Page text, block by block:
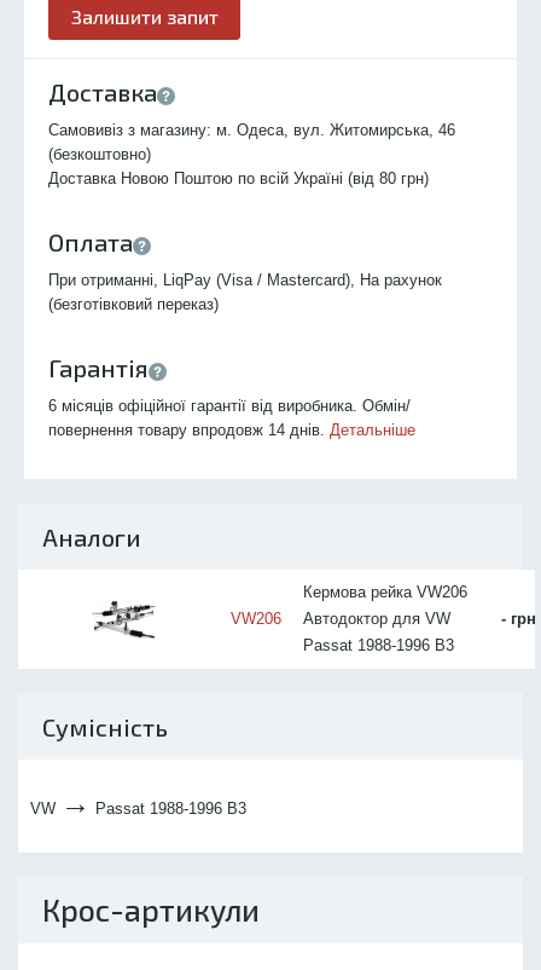
Залишити запит
Доставка
Самовивіз з магазину: м. Одеса, вул. Житомирська, 46
(безкоштовно)
Доставка Новою Поштою по всій Україні (від 80 грн)
Оплата
При отриманні, LiqPay (Visa / Mastercard), На рахунок
(безготівковий переказ)
Гарантія
6 місяців офіційної гарантії від виробника. Обмін/
повернення товару впродовж 14 днів. Детальніше
Аналоги
VW206
Кермова рейка VW206
Автодоктор для VW
Passat 1988-1996 B3
- грн
Сумісність
VW → Passat 1988-1996 B3
Крос-артикули